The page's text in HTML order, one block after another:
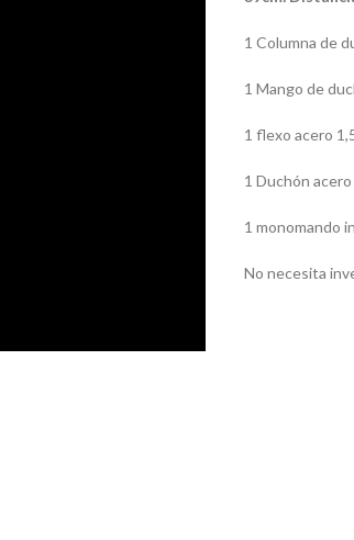
1 Columna de
1 Mango de
1 flexo acero
1 Duchón
1 monomando
No necesita